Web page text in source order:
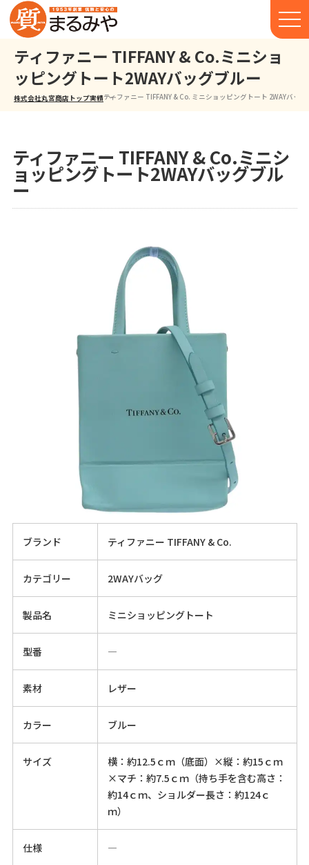
ティファニー TIFFANY & Co.ミニショ
ッピングトート2WAYバッグブルー
株式会社丸宮商店トップ⁩実績ティファニー TIFFANY & Co. ミニショッピングトート 2WAYバッ
ティファニー TIFFANY & Co.ミニシ
ョッピングトート2WAYバッグブル
ー
ブランド ティファニー TIFFANY & Co.
カテゴリー 2WAYバッグ
製品名 ミニショッピングトート
型番 ―
素材 レザー
カラー ブルー
サイズ
横：約12.5ｃｍ（底面）×縦：約15ｃｍ
×マチ：約7.5ｃｍ（持ち手を含む高さ：
約14ｃｍ、ショルダー長さ：約124ｃ
ｍ）
仕様 ―